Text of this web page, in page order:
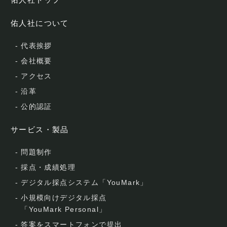
佑人社について
- 代表挨拶
- 会社概要
- アクセス
- 沿革
- 公的認証
サービス・製品
- 問題制作
- 採点・成績処理
- デジタル採点システム「YouMark」
- 小規模向けデジタル採点
「YouMark Personal」
- 答案をスマートフォンで提出